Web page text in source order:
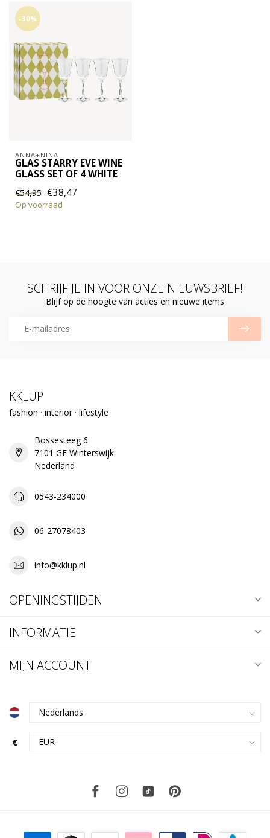
-30%
ANNA+NINA
GLAS STARRY EVE WINE
GLASS SET OF 4 WHITE
€54,95 €38,47
Op voorraad
SCHRIJF JE IN VOOR ONZE NIEUWSBRIEF!
Blijf op de hoogte van acties en nieuwe items
KKLUP
fashion · interior · lifestyle
Bossesteeg 6
7101 GE Winterswijk
Nederland
0543-234000
06-27078403
info@kklup.nl
OPENINGSTIJDEN
INFORMATIE
MIJN ACCOUNT
€